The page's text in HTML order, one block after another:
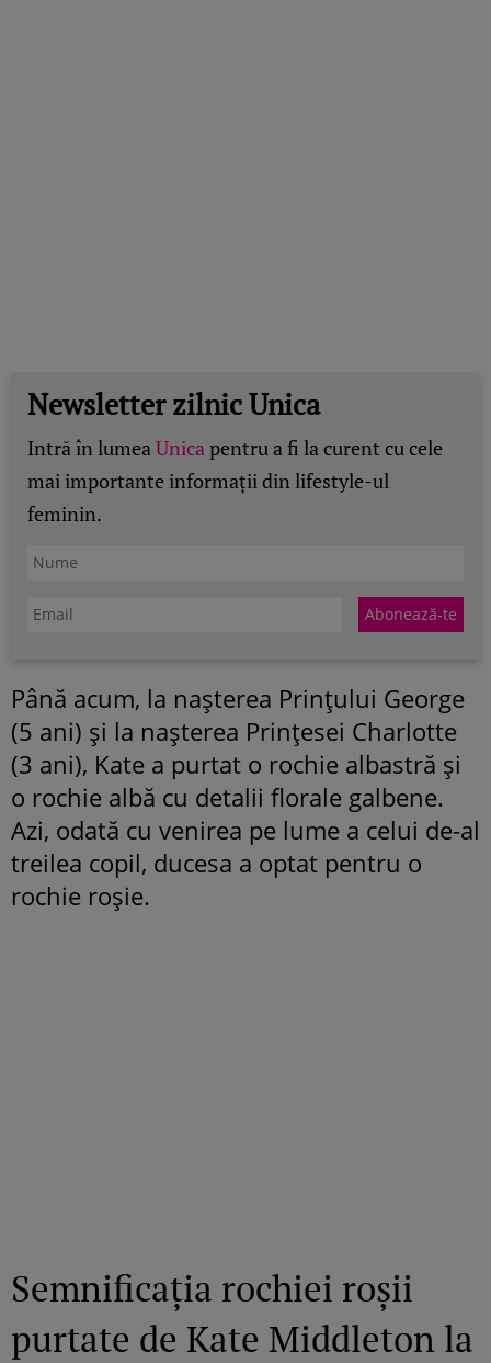
Newsletter zilnic Unica
Intră în lumeaUnicapentru a fi la curent cu cele
mai importante informații din lifestyle-ul
feminin.
Până acum, la nașterea Prințului George
(5 ani) și la nașterea Prințesei Charlotte
(3 ani), Kate a purtat o rochie albastră și
o rochie albă cu detalii florale galbene.
Azi, odată cu venirea pe lume a celui de-al
treilea copil, ducesa a optat pentru o
rochie roșie.
Semnificația rochiei roșii
purtate de Kate Middleton la